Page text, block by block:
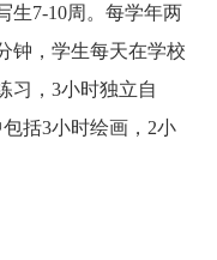
生7-10周。每学年两
钟，学生每天在学校
习，3小时独立自
括3小时绘画，2小